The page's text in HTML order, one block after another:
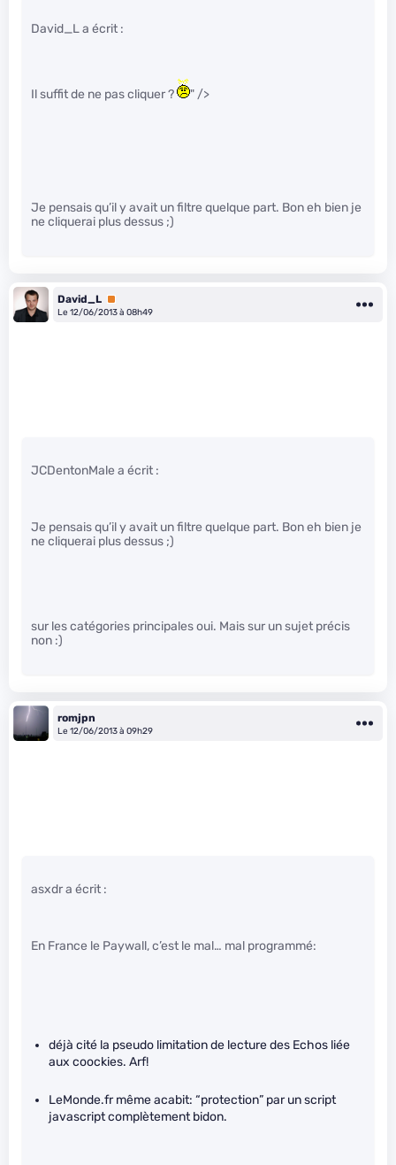
David_L a écrit :
Il suffit de ne pas cliquer ? " />
Je pensais qu’il y avait un filtre quelque part. Bon eh bien je
ne cliquerai plus dessus ;)
David_L Premium
Le 12/06/2013 à 08h49
JCDentonMale a écrit :
Je pensais qu’il y avait un filtre quelque part. Bon eh bien je
ne cliquerai plus dessus ;)
sur les catégories principales oui. Mais sur un sujet précis
non :)
romjpn
Le 12/06/2013 à 09h29
asxdr a écrit :
En France le Paywall, c’est le mal… mal programmé:
déjà cité la pseudo limitation de lecture des Echos liée
aux coockies. Arf!
LeMonde.fr même acabit: “protection” par un script
javascript complètement bidon.